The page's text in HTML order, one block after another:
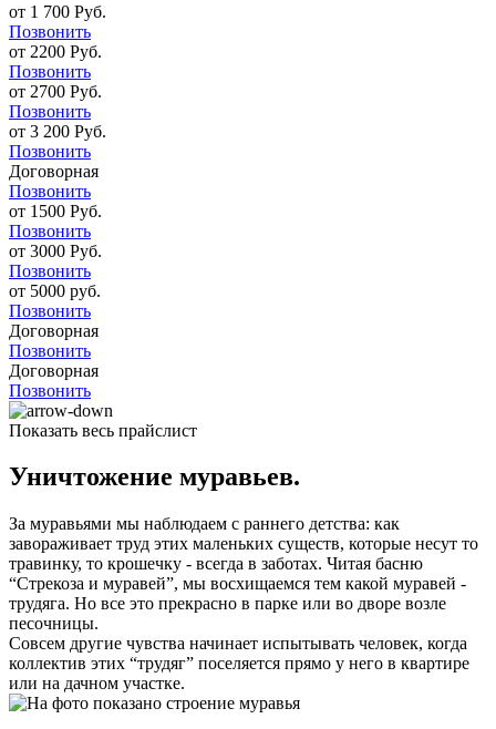
от 1 700 Руб.
Позвонить
от 2200 Руб.
Позвонить
от 2700 Руб.
Позвонить
от 3 200 Руб.
Позвонить
Договорная
Позвонить
от 1500 Руб.
Позвонить
от 3000 Руб.
Позвонить
от 5000 руб.
Позвонить
Договорная
Позвонить
Договорная
Позвонить
Показать весь прайслист
Уничтожение муравьев.
За муравьями мы наблюдаем с раннего детства: как
завораживает труд этих маленьких существ, которые несут то
травинку, то крошечку - всегда в заботах. Читая басню
“Стрекоза и муравей”, мы восхищаемся тем какой муравей -
трудяга. Но все это прекрасно в парке или во дворе возле
песочницы.
Совсем другие чувства начинает испытывать человек, когда
коллектив этих “трудяг” поселяется прямо у него в квартире
или на дачном участке.